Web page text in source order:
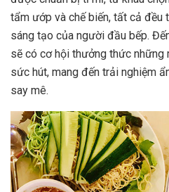
tẩm ướp và chế biến, tất cả đều
sáng tạo của người đầu bếp.
sẽ có cơ hội thưởng thức những
sức hút, mang đến trải nghiệm
say mê.